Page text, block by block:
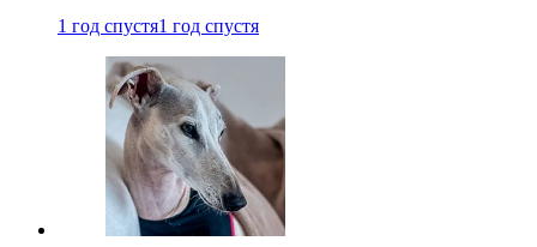
1 год спустя1 год спустя